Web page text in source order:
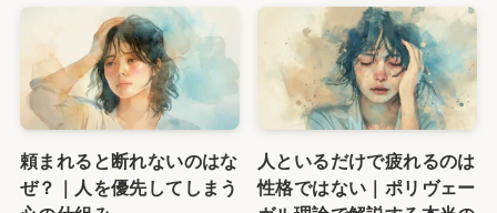
頼まれると断れないのはな
ぜ？｜人を優先してしまう
人といるだけで疲れるのは
性格ではない｜ポリヴェー